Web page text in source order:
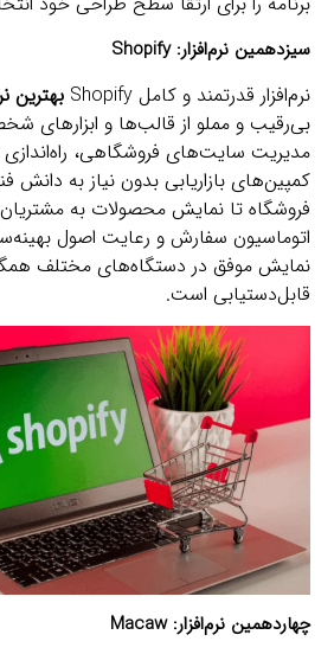
سیزدهمین نرم‌افزار:Shopify
نرم‌افزار قدرتمند و کامل Shopify بهترین
بی‌رقیب و مملو از قالب‌ها و ابزارهای
مدیریت سایت‌های فروشگاهی، راه‌اندازی
کمپین‌های بازاریابی بدون نیاز به دانش
فروشگاه تا نمایش محصولات به
قابل‌دستیابی است.
چهاردهمین نرم‌افزار:Macaw